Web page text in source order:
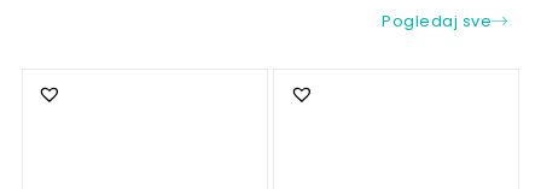
Pogledaj sve